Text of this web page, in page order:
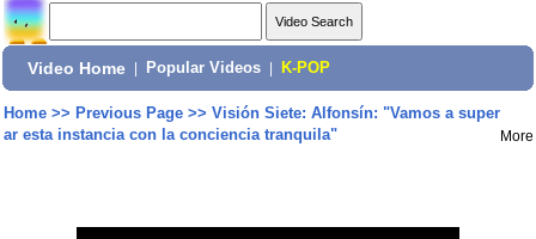
Video Home Popular Videos K-POP
Home>> Previous Page>> Visión Siete: Alfonsín: "Vamos a super
ar esta instancia con la conciencia tranquila"
More